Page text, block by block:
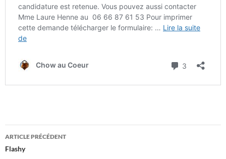
Navigation
des
ARTICLE PRÉCÉDENT
Flashy